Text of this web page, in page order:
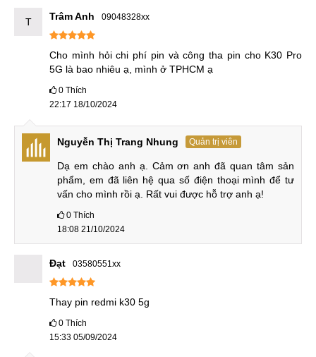
T Trâm Anh 09048328xx
Cho mình hỏi chi phí pin và công tha pin cho K30 Pro
5G là bao nhiêu ạ, mình ở TPHCM ạ
0 Thích
22:17 18/10/2024
Nguyễn Thị Trang Nhung Quản trị viên
Dạ em chào anh ạ. Cảm ơn anh đã quan tâm sản
phẩm, em đã liên hệ qua số điện thoại mình để tư
vấn cho mình rồi ạ. Rất vui được hỗ trợ anh ạ!
0 Thích
18:08 21/10/2024
Đạt 03580551xx
Thay pin redmi k30 5g
0 Thích
15:33 05/09/2024